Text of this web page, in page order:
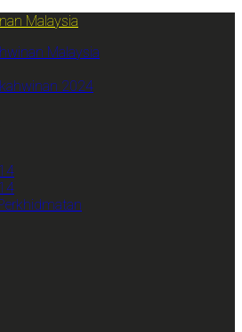
Malaysia
2024